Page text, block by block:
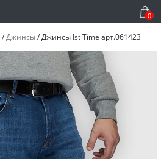
0
/Джинсы/Джинсы Ist Time арт.061423